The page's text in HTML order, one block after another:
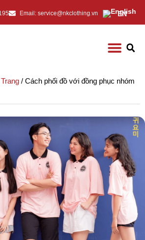
Email: service@nkclothing.vn EN
/ Cách phối đồ với đồng phục nhóm